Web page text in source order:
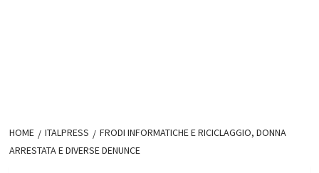
HOME ITALPRESS
FRODI INFORMATICHE E RICICLAGGIO, DONNA
ARRESTATA E DIVERSE DENUNCE